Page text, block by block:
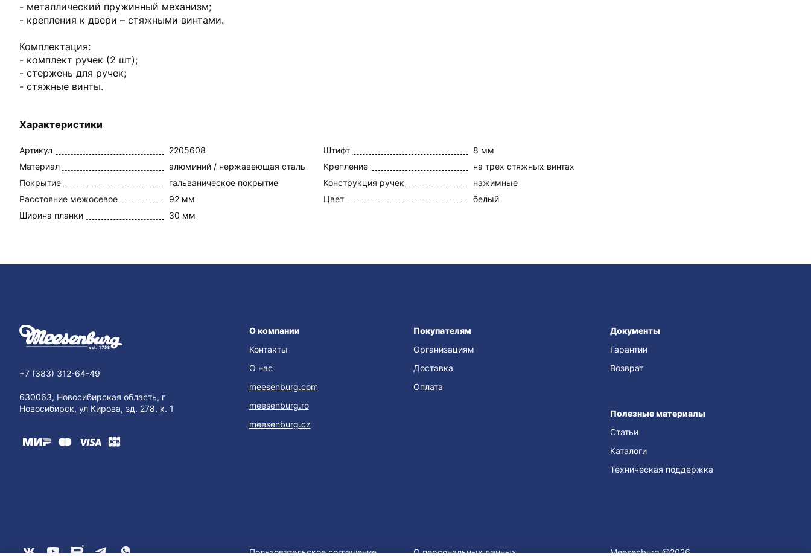
- металлический пружинный механизм;
- крепления к двери – стяжными винтами.
Комплектация:
- комплект ручек (2 шт);
- стержень для ручек;
- стяжные винты.
Характеристики
Артикул
2205608
Материал
алюминий / нержавеющая сталь
Покрытие
гальваническое покрытие
Расстояние межосевое
92 мм
Ширина планки
30 мм
Штифт
8 мм
Крепление
на трех стяжных винтах
Конструкция ручек
нажимные
Цвет
белый
+7 (383) 312-64-49
630063, Новосибирская область, г
Новосибирск, ул Кирова, зд. 278, к. 1
О компании
Контакты
О нас
meesenburg.com
meesenburg.ro
meesenburg.cz
Покупателям
Организациям
Доставка
Оплата
Документы
Гарантии
Возврат
Полезные материалы
Статьи
Каталоги
Техническая поддержка
Пользовательское соглашение О персональных данных Meesenburg @2026